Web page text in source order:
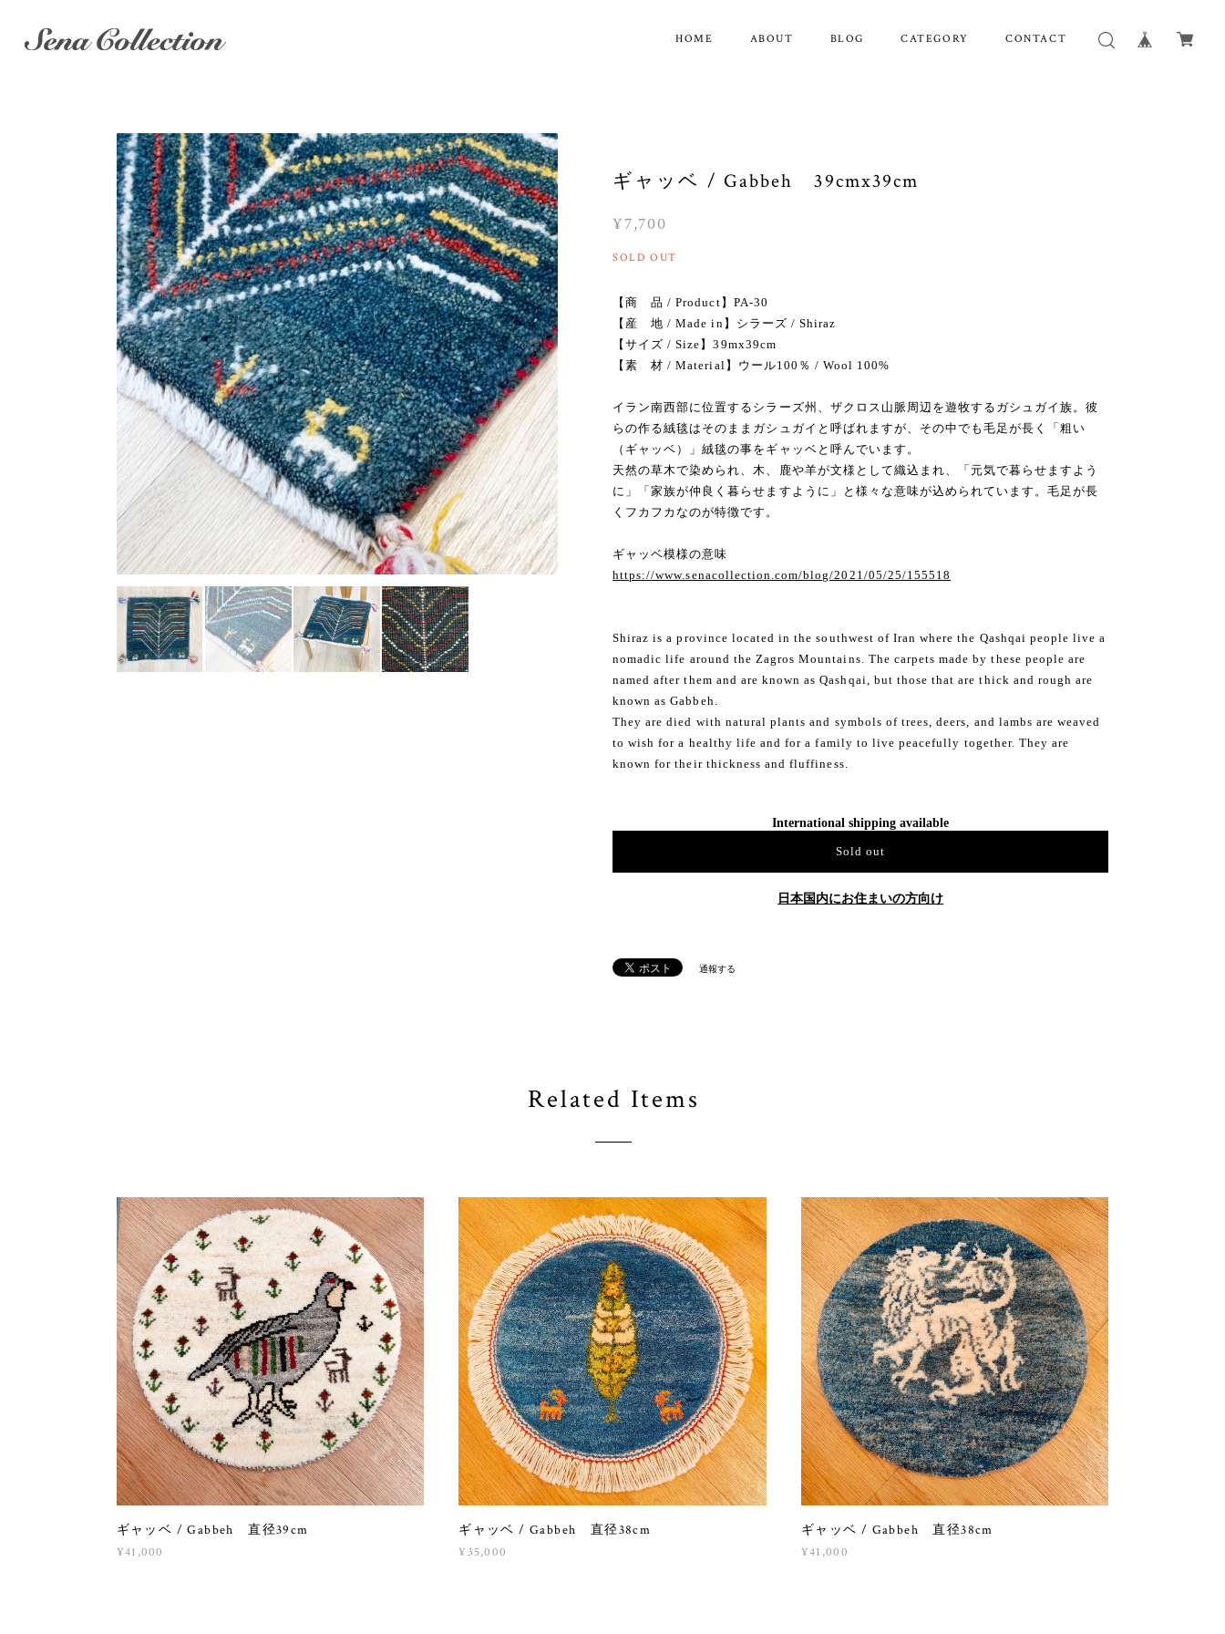
HOME ABOUT BLOG CATEGORY CONTACT
ギャッベ / Gabbeh 39cmx39cm
¥7,700
SOLD OUT
【商 品 / Product】PA-30
【産 地 / Made in】シラーズ / Shiraz
【サイズ / Size】39mx39cm
【素 材 / Material】ウール100％ / Wool 100%
イラン南西部に位置するシラーズ州、ザクロス山脈周辺を遊牧するガシュガイ族。彼
らの作る絨毯はそのままガシュガイと呼ばれますが、その中でも毛足が長く「粗い
（ギャッベ）」絨毯の事をギャッベと呼んでいます。
天然の草木で染められ、木、鹿や羊が文様として織込まれ、「元気で暮らせますよう
に」「家族が仲良く暮らせますように」と様々な意味が込められています。毛足が長
くフカフカなのが特徴です。
ギャッベ模様の意味
https://www.senacollection.com/blog/2021/05/25/155518
Shiraz is a province located in the southwest of Iran where the Qashqai people live a
nomadic life around the Zagros Mountains. The carpets made by these people are
named after them and are known as Qashqai, but those that are thick and rough are
known as Gabbeh.
They are died with natural plants and symbols of trees, deers, and lambs are weaved
to wish for a healthy life and for a family to live peacefully together. They are
known for their thickness and fluffiness.
International shipping available
Sold out
日本国内にお住まいの方向け
通報する
Related Items
ギャッベ / Gabbeh 直径39cm
¥41,000
ギャッベ / Gabbeh 直径38cm
¥35,000
ギャッベ / Gabbeh 直径38cm
¥41,000